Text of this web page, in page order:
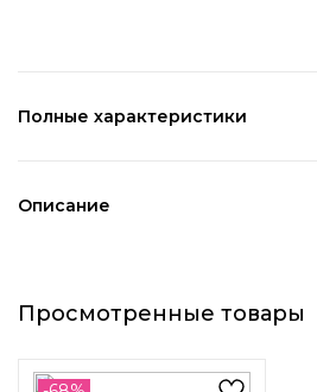
Полные характеристики
Длина 1: 2,2 см
Возраст:Универсальный
Описание
удобный размер и нежная
прическе особый шарм и вид.
Просмотренные товары